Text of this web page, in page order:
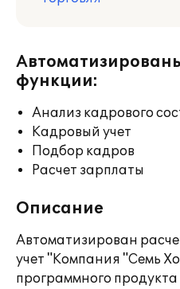
функции:
Анализ кадрового
Кадровый учет
Подбор кадров
Расчет зарплаты
Описание
Автоматизирован
учет "Компания "Семь
программного